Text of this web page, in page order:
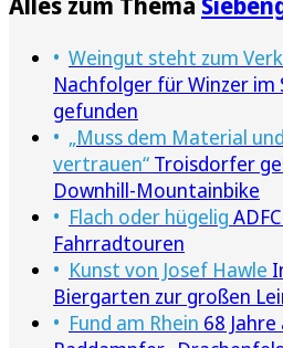
Weingut steht zum
Nachfolger für Winzer im
gefunden
„Muss dem Material
vertrauen“ Troisdorfer
Downhill-Mountainbike
Flach oder hügelig
Fahrradtouren
Kunst von Josef Hawle
Biergarten zur großen
Fund am Rhein 68